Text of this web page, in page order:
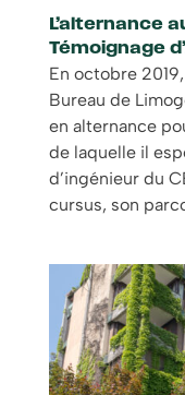
L’alternance
Témoignage
En octobre
Bureau de
en alternance
de laquelle il
d’ingénieur du
cursus, son